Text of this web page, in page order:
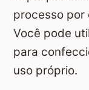
processo por
Você pode
para
uso próprio.